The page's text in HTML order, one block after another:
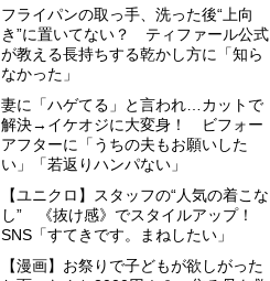
フライパンの取っ手、洗った後“上向
き”に置いてない？ ティファール公式
が教える長持ちする乾かし方に「知ら
なかった」
妻に「ハゲてる」と言われ…カットで
解決→イケオジに大変身！ ビフォー
アフターに「うちの夫もお願いした
い」「若返りハンパない」
【ユニクロ】スタッフの“人気の着こな
し” 《抜け感》でスタイルアップ！
SNS「すてきです。まねしたい」
【漫画】お祭りで子どもが欲しがった